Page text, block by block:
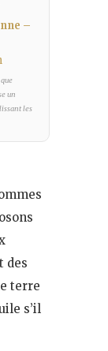
–
un
les
des
terre
s’il